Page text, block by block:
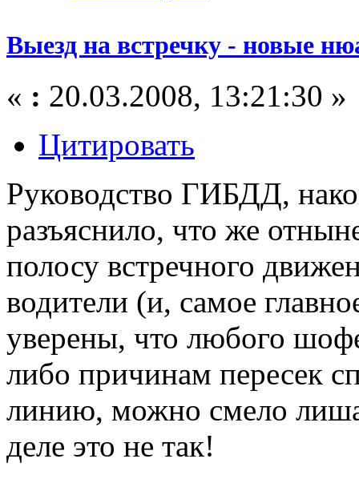
Выезд на встречку - новые
« : 20.03.2008, 13:21:30 »
Цитировать
Руководство ГИБДД,
разъяснило, что же
полосу встречного
водители (и, самое
уверены, что любого
либо причинам пересек
линию, можно смело
деле это не так!